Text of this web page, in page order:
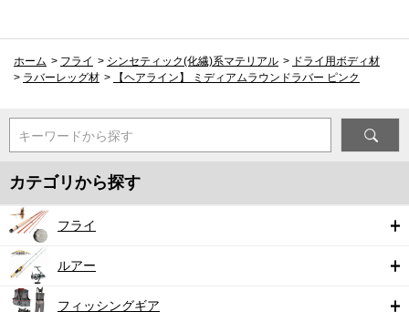
ホーム > フライ > シンセティック(化繊)系マテリアル > ドライ用ボディ材
> ラバーレッグ材 > 【ヘアライン】 ミディアムラウンドラバー ピンク
キーワードから探す
カテゴリから探す
フライ
ルアー
フィッシングギア